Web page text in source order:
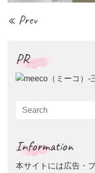
« Prev
PR
Information
本サイトには広告・